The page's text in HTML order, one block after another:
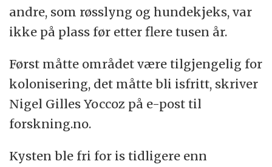
andre, som røsslyng og hundekjeks, var
ikke på plass før etter flere tusen år.
Først måtte området være tilgjengelig for
kolonisering, det måtte bli isfritt, skriver
Nigel Gilles Yoccoz på e-post til
forskning.no.
Kysten ble fri for is tidligere enn